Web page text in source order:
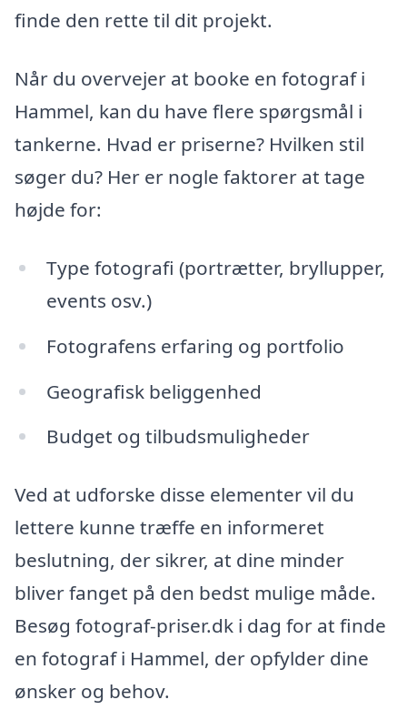
finde den rette til dit projekt.
Når du overvejer at booke en fotograf i
Hammel, kan du have flere spørgsmål i
tankerne. Hvad er priserne? Hvilken stil
søger du? Her er nogle faktorer at tage
højde for:
Type fotografi (portrætter, bryllupper,
events osv.)
Fotografens erfaring og portfolio
Geografisk beliggenhed
Budget og tilbudsmuligheder
Ved at udforske disse elementer vil du
lettere kunne træffe en informeret
beslutning, der sikrer, at dine minder
bliver fanget på den bedst mulige måde.
Besøg fotograf-priser.dk i dag for at finde
en fotograf i Hammel, der opfylder dine
ønsker og behov.